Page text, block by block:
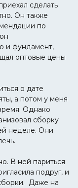
сделать
Он также
по
и фундамент,
оптовые цены
о дате
а потом у меня
Однако
сборку
неделе. Они
В ней париться
подруг, и
Даже на